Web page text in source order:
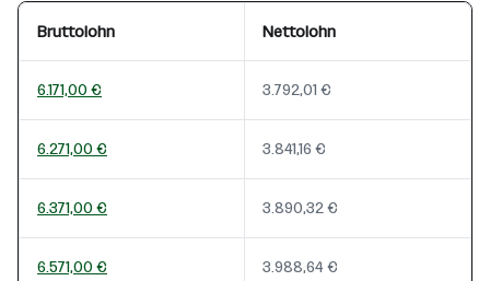
Bruttolohn Nettolohn
6.171,00 € 3.792,01 €
6.271,00 € 3.841,16 €
6.371,00 € 3.890,32 €
6.571,00 € 3.988,64 €